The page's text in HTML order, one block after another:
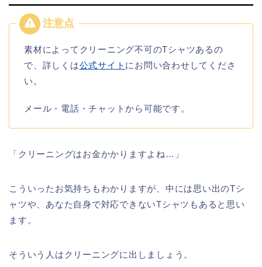
素材によってクリーニング不可のTシャツあるの
で、詳しくは公式サイト にお問い合わせしてくださ
い。
メール・電話・チャットから可能です。
「クリーニングはお金かかりますよね…」
こういったお気持ちもわかりますが、中には思い出のTシ
ャツや、あなた自身で対応できないTシャツもあると思い
ます。
そういう人はクリーニングに出しましょう。